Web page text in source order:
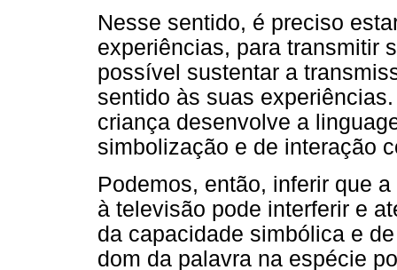
Nesse sentido, é preciso
experiências, para transmitir
possível sustentar a
sentido às suas
criança desenvolve a
simbolização e de interação
Podemos, então, inferir que
à televisão pode interferir e
da capacidade simbólica e
dom da palavra na espécie